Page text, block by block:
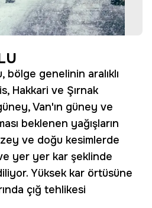
bölge genelinin aralıklı
Hakkari ve Şırnak
Van'ın güney ve
beklenen yağışların
ve doğu kesimlerde
yer yer kar şeklinde
Yüksek kar örtüsüne
çığ tehlikesi